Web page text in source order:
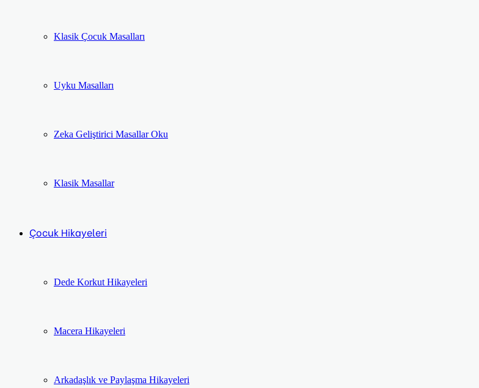
Klasik Çocuk Masalları
Uyku Masalları
Zeka Geliştirici Masallar Oku
Klasik Masallar
Çocuk Hikayeleri
Dede Korkut Hikayeleri
Macera Hikayeleri
Arkadaşlık ve Paylaşma Hikayeleri